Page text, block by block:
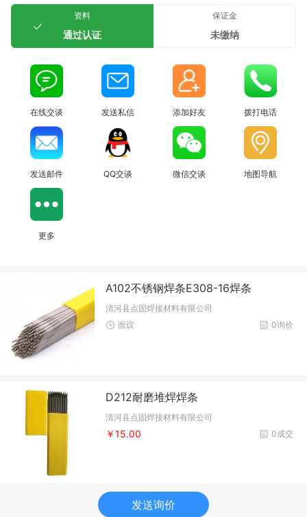
资料
通过认证
保证金
未缴纳
在线交谈 发送私信 添加好友 拨打电话
发送邮件 QQ交谈 微信交谈 地图导航
更多
A102不锈钢焊条E308-16焊条
清河县点固焊接材料有限公司
0询价
面议
D212耐磨堆焊焊条
清河县点固焊接材料有限公司
0成交
￥15.00
发送询价